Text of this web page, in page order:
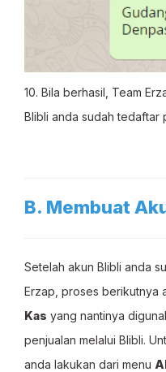
10. Bila berhasil, Team
Blibli anda sudah tedaftar
B. Membuat
Setelah akun Blibli anda
Erzap, proses berikutnya
Kas yang nantinya
penjualan melalui Blibli.
anda lakukan dari menu